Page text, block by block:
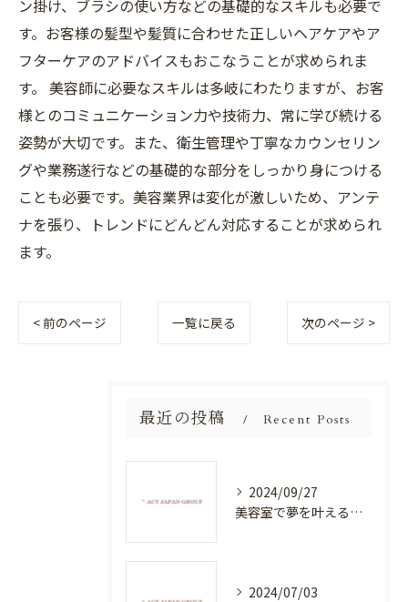
ン掛け、ブラシの使い方などの基礎的なスキルも必要で
す。お客様の髪型や髪質に合わせた正しいヘアケアやア
フターケアのアドバイスもおこなうことが求められま
す。 美容師に必要なスキルは多岐にわたりますが、お客
様とのコミュニケーション力や技術力、常に学び続ける
姿勢が大切です。また、衛生管理や丁寧なカウンセリン
グや業務遂行などの基礎的な部分をしっかり身につける
ことも必要です。美容業界は変化が激しいため、アンテ
ナを張り、トレンドにどんどん対応することが求められ
ます。
< 前のページ 一覧に戻る 次のページ >
最近の投稿 Recent Posts
2024/09/27
美容室で夢を叶える！自分を磨く新たなチャンス
2024/07/03